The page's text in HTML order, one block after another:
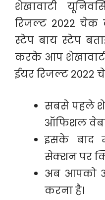
शेखावाटी
रिजल्ट 2022 चेक
स्टेप बाय स्टेप
करके आप शेखावाटी
ईयर रिजल्ट
सबसे पहले
ऑफिशल
इसके बाद
सेक्शन पर
अब आपको
करना है।